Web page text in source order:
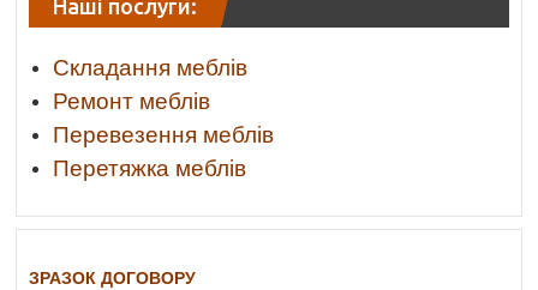
Наші послуги:
Складання меблів
Ремонт меблів
Перевезення меблів
Перетяжка меблів
ЗРАЗОК ДОГОВОРУ